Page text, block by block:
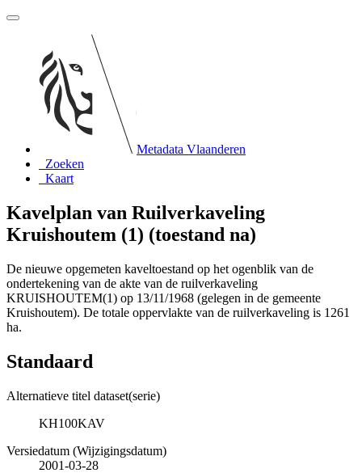
Metadata Vlaanderen
Zoeken
Kaart
Kavelplan van Ruilverkaveling
Kruishoutem (1) (toestand na)
De nieuwe opgemeten kaveltoestand op het ogenblik van de
ondertekening van de akte van de ruilverkaveling
KRUISHOUTEM(1) op 13/11/1968 (gelegen in de gemeente
Kruishoutem). De totale oppervlakte van de ruilverkaveling is 1261
ha.
Standaard
Alternatieve titel dataset(serie)
KH100KAV
Versiedatum (Wijzigingsdatum)
2001-03-28